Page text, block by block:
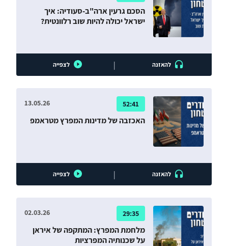
הסכם גרעין ארה"ב-סעודיה: איך
ישראל יכולה להיות שוב רלוונטית?
להאזנה | לצפייה
52:41
13.05.26
האכזבה של מדינות המפרץ מטראמפ
להאזנה | לצפייה
29:35
02.03.26
מלחמת המפרץ: המתקפה של איראן
על שכנותיה המפרציות